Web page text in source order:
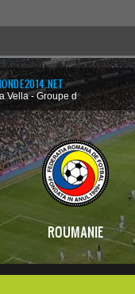
Vella - Groupe d
ROUMANIE